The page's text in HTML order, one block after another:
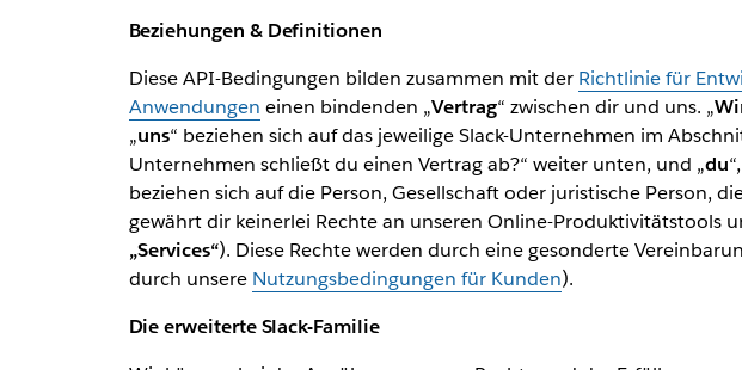
Beziehungen & Definitionen
Diese API-Bedingungen bilden zusammen mit der Richtlinie für
Anwendungen einen bindenden „Vertrag“ zwischen dir und uns. „
„uns“ beziehen sich auf das jeweilige Slack-Unternehmen im
Unternehmen schließt du einen Vertrag ab?“ weiter unten, und „du
beziehen sich auf die Person, Gesellschaft oder juristische Person,
gewährt dir keinerlei Rechte an unseren Online-Produktivitätstools
„Services“). Diese Rechte werden durch eine gesonderte
durch unsere Nutzungsbedingungen für Kunden).
Die erweiterte Slack-Familie